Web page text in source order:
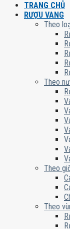
TRANG CHỦ
RƯỢU VANG
Theo
Theo
Theo
Theo